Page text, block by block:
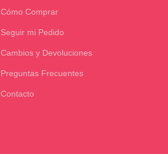
Cómo Comprar
Seguir mi Pedido
Cambios y Devoluciones
Preguntas Frecuentes
Contacto